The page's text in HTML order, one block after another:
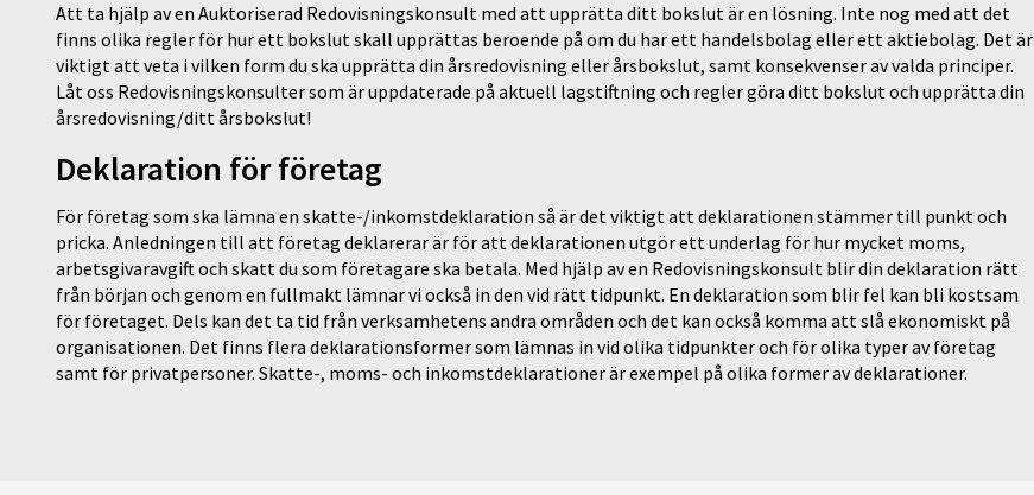
Att ta hjälp av en Auktoriserad Redovisningskonsult med att upprätta ditt bokslut är en lösning. Inte nog med att det
finns olika regler för hur ett bokslut skall upprättas beroende på om du har ett handelsbolag eller ett aktiebolag. Det är
viktigt att veta i vilken form du ska upprätta din årsredovisning eller årsbokslut, samt konsekvenser av valda principer.
Låt oss Redovisningskonsulter som är uppdaterade på aktuell lagstiftning och regler göra ditt bokslut och upprätta din
årsredovisning/ditt årsbokslut!
Deklaration för företag
För företag som ska lämna en skatte-/inkomstdeklaration så är det viktigt att deklarationen stämmer till punkt och
pricka. Anledningen till att företag deklarerar är för att deklarationen utgör ett underlag för hur mycket moms,
arbetsgivaravgift och skatt du som företagare ska betala. Med hjälp av en Redovisningskonsult blir din deklaration rätt
från början och genom en fullmakt lämnar vi också in den vid rätt tidpunkt. En deklaration som blir fel kan bli kostsam
för företaget. Dels kan det ta tid från verksamhetens andra områden och det kan också komma att slå ekonomiskt på
organisationen. Det finns flera deklarationsformer som lämnas in vid olika tidpunkter och för olika typer av företag
samt för privatpersoner. Skatte-, moms- och inkomstdeklarationer är exempel på olika former av deklarationer.